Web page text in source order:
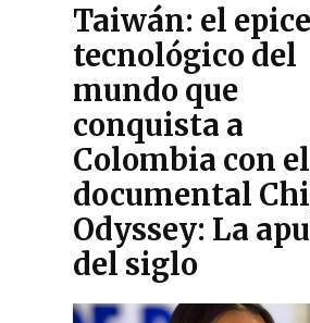
Taiwán: el
tecnológico del
mundo que
conquista a
Colombia con el
documental
Odyssey: La
del siglo